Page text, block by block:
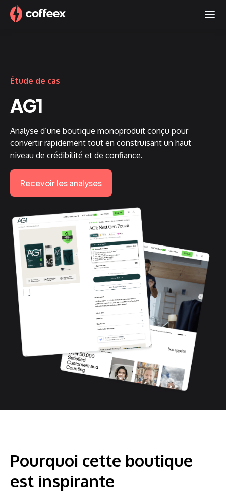
Étude de cas
AG1
Analyse d’une boutique monoproduit conçu pour
convertir rapidement tout en construisant un haut
niveau de crédibilité et de confiance.
Recevoir les analyses
Pourquoi cette boutique
est inspirante